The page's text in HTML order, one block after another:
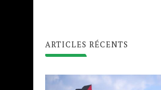
ARTICLES RÉCENTS